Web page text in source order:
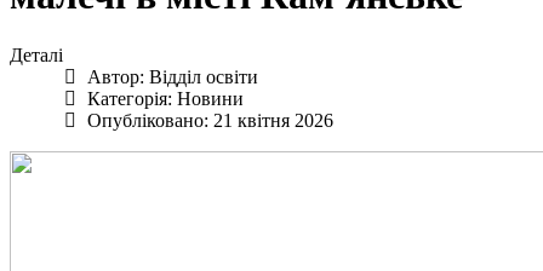
Деталі
Автор: Відділ освіти
Категорія: Новини
Опубліковано: 21 квітня 2026